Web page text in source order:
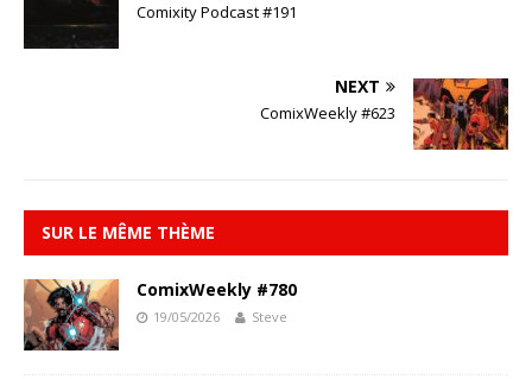
Comixity Podcast #191
NEXT
ComixWeekly #623
SUR LE MÊME THÈME
ComixWeekly #780
19/05/2026 Steve